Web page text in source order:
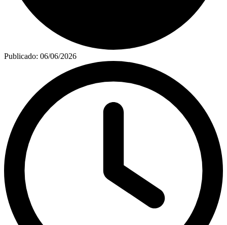
Publicado: 06/06/2026